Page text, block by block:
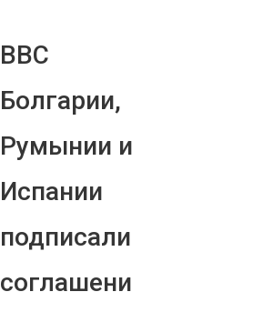
ВВС
Болгарии,
Румынии и
Испании
подписали
соглашени